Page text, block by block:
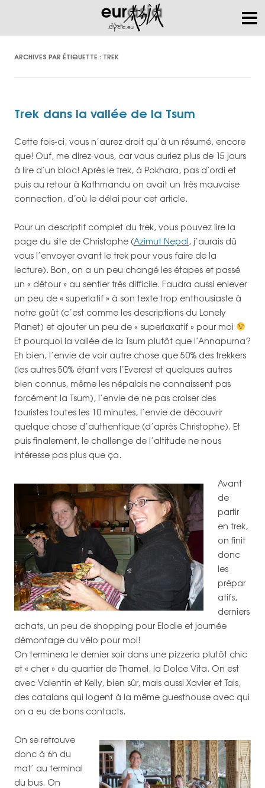
ARCHIVES PAR ÉTIQUETTE : TREK
Trek dans la vallée de la Tsum
Cette fois-ci, vous n’aurez droit qu’à un résumé, encore
que! Ouf, me direz-vous, car vous auriez plus de 15 jours
à lire d’un bloc! Après le trek, à Pokhara, pas d’ordi et
puis au retour à Kathmandu on avait un très mauvaise
connection, d’où le délai pour cet article.
Pour un descriptif complet du trek, vous pouvez lire la
page du site de Christophe (Azimut Nepal, j’aurais dû
vous l’envoyer avant le trek pour vous faire de la
lecture). Bon, on a un peu changé les étapes et passé
un « détour » au sentier très difficile. Faudra aussi enlever
un peu de « superlatif » à son texte trop enthousiaste à
notre goût (c’est comme les descriptions du Lonely
Planet) et ajouter un peu de « superlaxatif » pour moi
Et pourquoi la vallée de la Tsum plutôt que l’Annapurna?
Eh bien, l’envie de voir autre chose que 50% des trekkers
(les autres 50% étant vers l’Everest et quelques autres
bien connus, même les népalais ne connaissent pas
forcément la Tsum), l’envie de ne pas croiser des
touristes toutes les 10 minutes, l’envie de découvrir
quelque chose d’authentique (d’après Christophe). Et
puis finalement, le challenge de l’altitude ne nous
intéresse pas plus que ça.
Avant
de
partir
en trek,
on finit
donc
les
prépar
atifs,
derniers
achats, un peu de shopping pour Elodie et journée
démontage du vélo pour moi!
On terminera le dernier soir dans une pizzeria plutôt chic
et « cher » du quartier de Thamel, la Dolce Vita. On est
avec Valentin et Kelly, bien sûr, mais aussi Xavier et Tais,
des catalans qui logent à la même guesthouse avec qui
on a eu de bons contacts.
On se retrouve
donc à 6h du
mat’ au terminal
du bus. On